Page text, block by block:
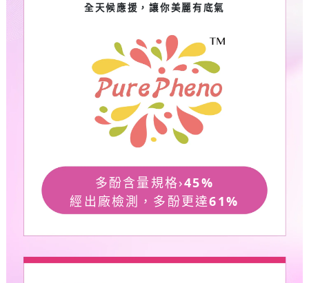
全天候應援，讓你美麗有底氣
多酚含量規格›45%
經出廠檢測，多酚更達61%